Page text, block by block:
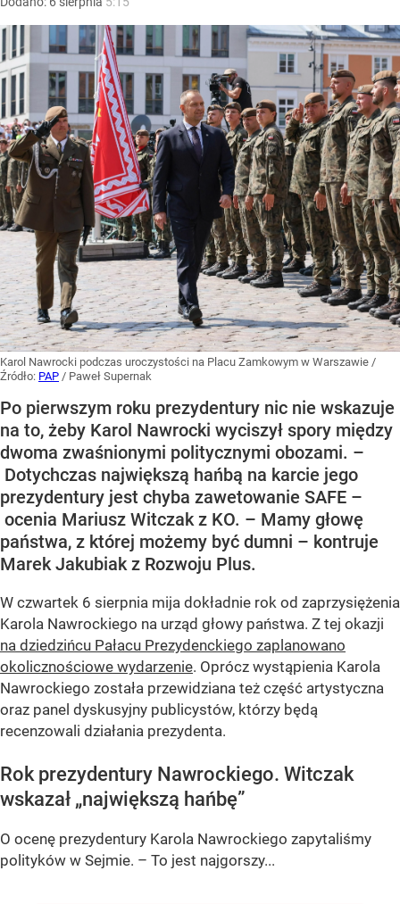
Karol Nawrocki podczas uroczystości na Placu Zamkowym w Warszawie /
Źródło: PAP / Paweł Supernak
Po pierwszym roku prezydentury nic nie wskazuje
na to, żeby Karol Nawrocki wyciszył spory między
dwoma zwaśnionymi politycznymi obozami. –
Dotychczas największą hańbą na karcie jego
prezydentury jest chyba zawetowanie SAFE –
ocenia Mariusz Witczak z KO. – Mamy głowę
państwa, z której możemy być dumni – kontruje
Marek Jakubiak z Rozwoju Plus.
W czwartek 6 sierpnia mija dokładnie rok od zaprzysiężenia
Karola Nawrockiego na urząd głowy państwa. Z tej okazji
na dziedzińcu Pałacu Prezydenckiego zaplanowano
okolicznościowe wydarzenie. Oprócz wystąpienia Karola
Nawrockiego została przewidziana też część artystyczna
oraz panel dyskusyjny publicystów, którzy będą
recenzowali działania prezydenta.
Rok prezydentury Nawrockiego. Witczak
wskazał „największą hańbę”
O ocenę prezydentury Karola Nawrockiego zapytaliśmy
polityków w Sejmie. – To jest najgorszy...